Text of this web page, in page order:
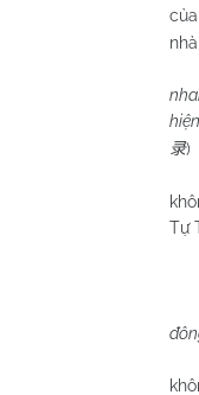
录)
Tự